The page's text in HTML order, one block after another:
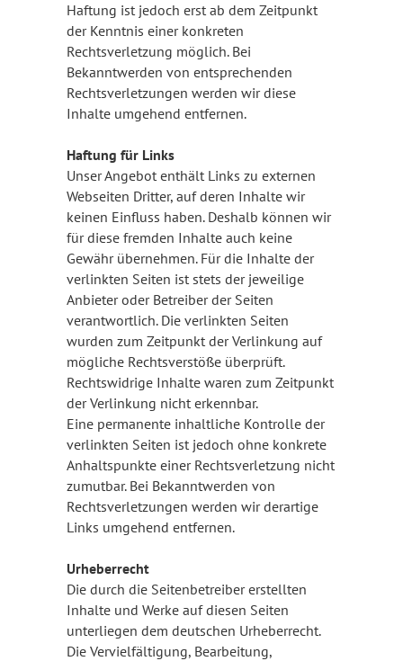
Haftung ist jedoch erst ab dem Zeitpunkt
der Kenntnis einer konkreten
Rechtsverletzung möglich. Bei
Bekanntwerden von entsprechenden
Rechtsverletzungen werden wir diese
Inhalte umgehend entfernen.
Haftung für Links
Unser Angebot enthält Links zu externen
Webseiten Dritter, auf deren Inhalte wir
keinen Einfluss haben. Deshalb können wir
für diese fremden Inhalte auch keine
Gewähr übernehmen. Für die Inhalte der
verlinkten Seiten ist stets der jeweilige
Anbieter oder Betreiber der Seiten
verantwortlich. Die verlinkten Seiten
wurden zum Zeitpunkt der Verlinkung auf
mögliche Rechtsverstöße überprüft.
Rechtswidrige Inhalte waren zum Zeitpunkt
der Verlinkung nicht erkennbar.
Eine permanente inhaltliche Kontrolle der
verlinkten Seiten ist jedoch ohne konkrete
Anhaltspunkte einer Rechtsverletzung nicht
zumutbar. Bei Bekanntwerden von
Rechtsverletzungen werden wir derartige
Links umgehend entfernen.
Urheberrecht
Die durch die Seitenbetreiber erstellten
Inhalte und Werke auf diesen Seiten
unterliegen dem deutschen Urheberrecht.
Die Vervielfältigung, Bearbeitung,